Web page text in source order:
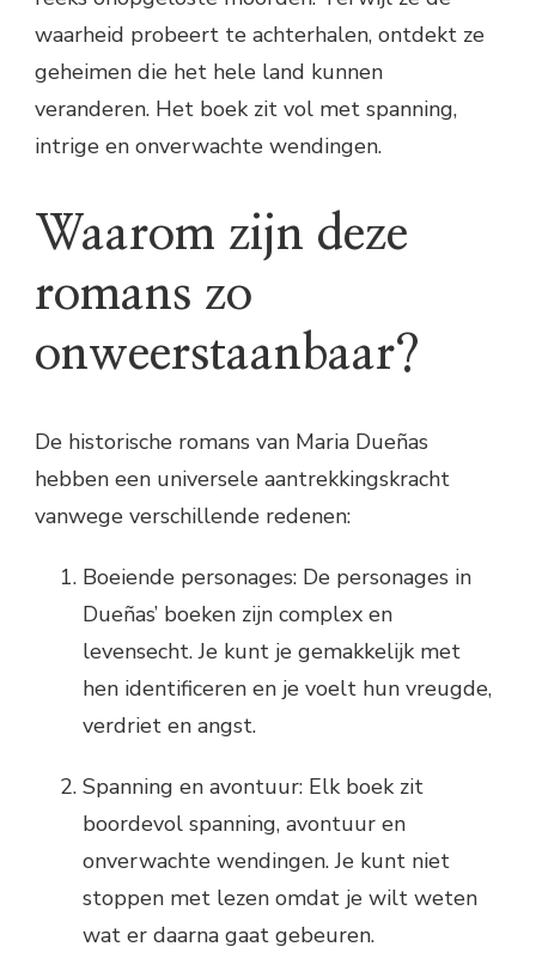
waarheid probeert te achterhalen, ontdekt ze
geheimen die het hele land kunnen
veranderen. Het boek zit vol met spanning,
intrige en onverwachte wendingen.
Waarom zijn deze
romans zo
onweerstaanbaar?
De historische romans van Maria Dueñas
hebben een universele aantrekkingskracht
vanwege verschillende redenen:
Boeiende personages: De personages in
Dueñas’ boeken zijn complex en
levensecht. Je kunt je gemakkelijk met
hen identificeren en je voelt hun vreugde,
verdriet en angst.
Spanning en avontuur: Elk boek zit
boordevol spanning, avontuur en
onverwachte wendingen. Je kunt niet
stoppen met lezen omdat je wilt weten
wat er daarna gaat gebeuren.